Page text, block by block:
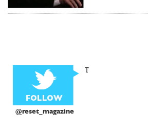
@reset_magazine
T